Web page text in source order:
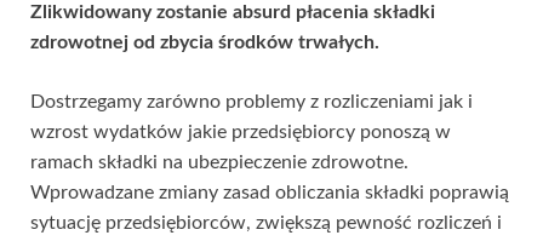
Zlikwidowany zostanie absurd płacenia składki
zdrowotnej od zbycia środków trwałych.
Dostrzegamy zarówno problemy z rozliczeniami jak i
wzrost wydatków jakie przedsiębiorcy ponoszą w
ramach składki na ubezpieczenie zdrowotne.
Wprowadzane zmiany zasad obliczania składki poprawią
sytuację przedsiębiorców, zwiększą pewność rozliczeń i